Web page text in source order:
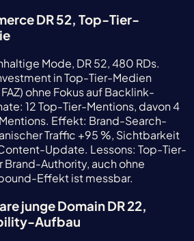
DR 52, Top-Tier-
Mode, DR 52, 480 RDs.
in Top-Tier-Medien
ohne Fokus auf Backlink-
12 Top-Tier-Mentions, davon 4
Effekt: Brand-Search-
Traffic +95 %, Sichtbarkeit
Update. Lessons: Top-Tier-
Brand-Authority, auch ohne
Effekt ist messbar.
junge Domain DR 22,
Aufbau